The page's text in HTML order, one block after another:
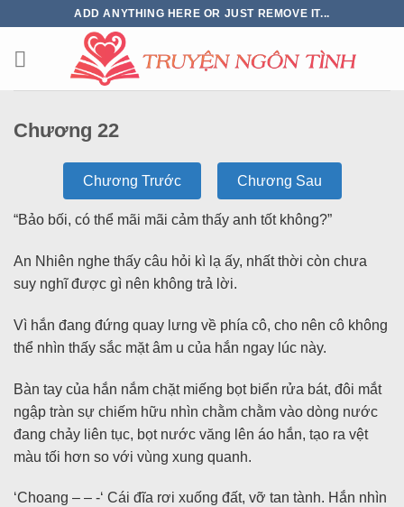
ADD ANYTHING HERE OR JUST REMOVE IT...
Chương 22
Chương Trước Chương Sau
“Bảo bối, có thể mãi mãi cảm thấy anh tốt không?”
An Nhiên nghe thấy câu hỏi kì lạ ấy, nhất thời còn chưa
suy nghĩ được gì nên không trả lời.
Vì hắn đang đứng quay lưng về phía cô, cho nên cô không
thể nhìn thấy sắc mặt âm u của hắn ngay lúc này.
Bàn tay của hắn nắm chặt miếng bọt biển rửa bát, đôi mắt
ngập tràn sự chiếm hữu nhìn chằm chằm vào dòng nước
đang chảy liên tục, bọt nước văng lên áo hắn, tạo ra vệt
màu tối hơn so với vùng xung quanh.
‘Choang – – -‘ Cái đĩa rơi xuống đất, vỡ tan tành. Hắn nhìn